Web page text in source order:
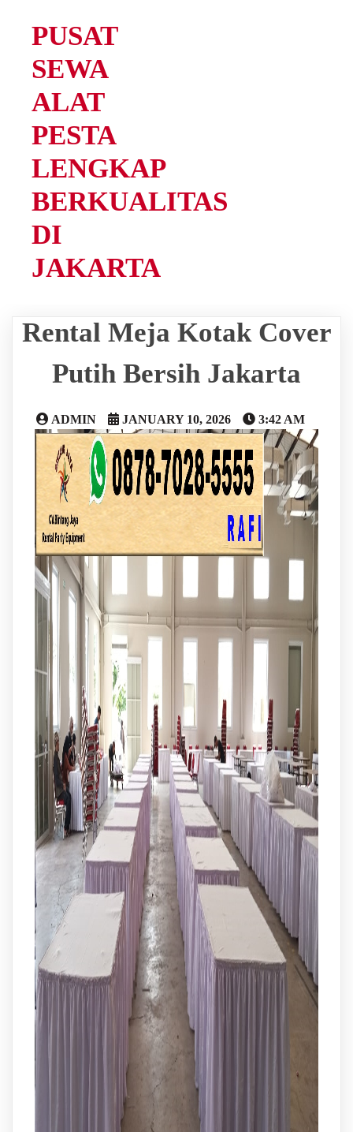
PUSAT
SEWA
ALAT
PESTA
LENGKAP
BERKUALITAS
DI
JAKARTA
Rental Meja Kotak Cover
Putih Bersih Jakarta
ADMIN JANUARY 10, 2026 3:42 AM